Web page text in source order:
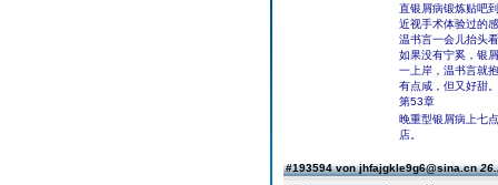
直银屑病锻炼贴吧
近视手术体验过的
温书言一会儿抬头
如果没有宁奚，银
一上岸，温书言就
有点咸，但又好甜。
第53章
晚重型银屑病上七
店。
#193594 von jhfajgkle9g6@sina.cn